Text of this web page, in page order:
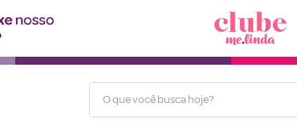
O que você busca hoje?